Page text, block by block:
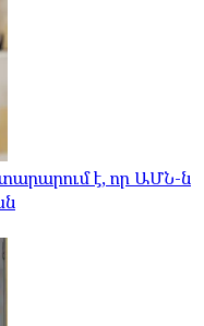
է, որ ԱՄՆ-ն